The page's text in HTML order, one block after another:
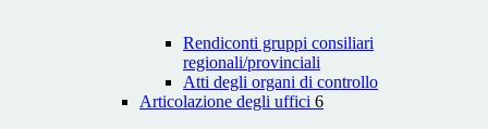
Rendiconti gruppi consiliari
regionali/provinciali
Atti degli organi di controllo
Articolazione degli uffici 6